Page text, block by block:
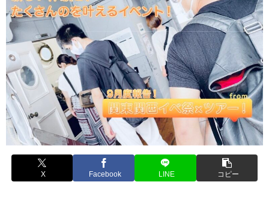
X Facebook LINE コピー